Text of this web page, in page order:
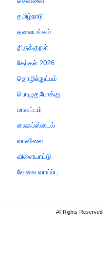
தமிழ்நாடு
தலையங்கம்
திருக்குறள்
தேர்தல் 2026
தொழில்நுட்பம்
பொழுதுபோக்கு
மாவட்டம்
லைஃப்ஸ்டைல்
வானிலை
விளையாட்டு
வேலை வாய்ப்பு
All Rights Reserved